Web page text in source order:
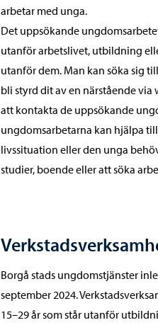
arbetar med unga.
Det uppsökande
utanför arbetslivet, utbildning
utanför dem. Man kan söka sig
bli styrd dit av en närstående
att kontakta de uppsökande
ungdomsarbetarna kan hjälpa
livssituation eller den unga
studier, boende eller att söka
Borgå stads ungdomstjänster
september 2024.
15–29 år som står utanför